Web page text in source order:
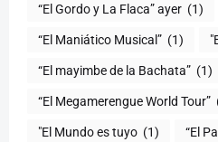
“El Gordo y La Flaca” ayer (1)
“El Maniático Musical” (1)
“El mayimbe de la Bachata” (1)
“El Megamerengue World Tour”
"El Mundo es tuyo (1) “El